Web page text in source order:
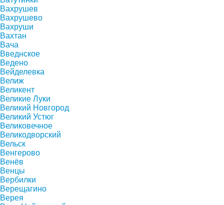
Вахрушев
Вахрушево
Вахруши
Вахтан
Вача
Введнское
Ведено
Вейделевка
Велиж
Великент
Великие Луки
Великий Новгород
Великий Устюг
Великовечное
Великодворский
Вельск
Венгерово
Венёв
Венцы
Вербилки
Верещагино
Верея